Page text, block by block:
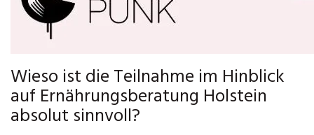
Wieso ist die Teilnahme im Hinblick
auf Ernährungsberatung Holstein
absolut sinnvoll?